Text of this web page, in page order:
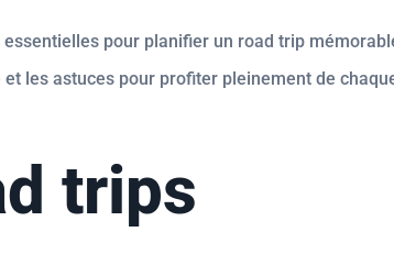
pour planifier un road trip
les astuces pour profiter pleinement de
trips